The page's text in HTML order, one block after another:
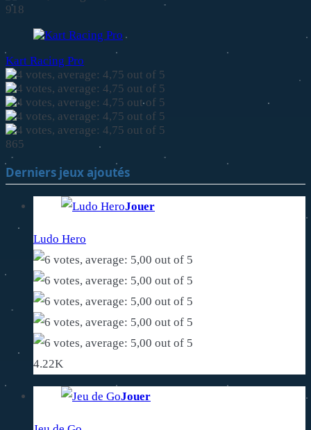
918
Kart Racing Pro
865
Derniers jeux ajoutés
Jouer
Ludo Hero
4.22K
Jouer